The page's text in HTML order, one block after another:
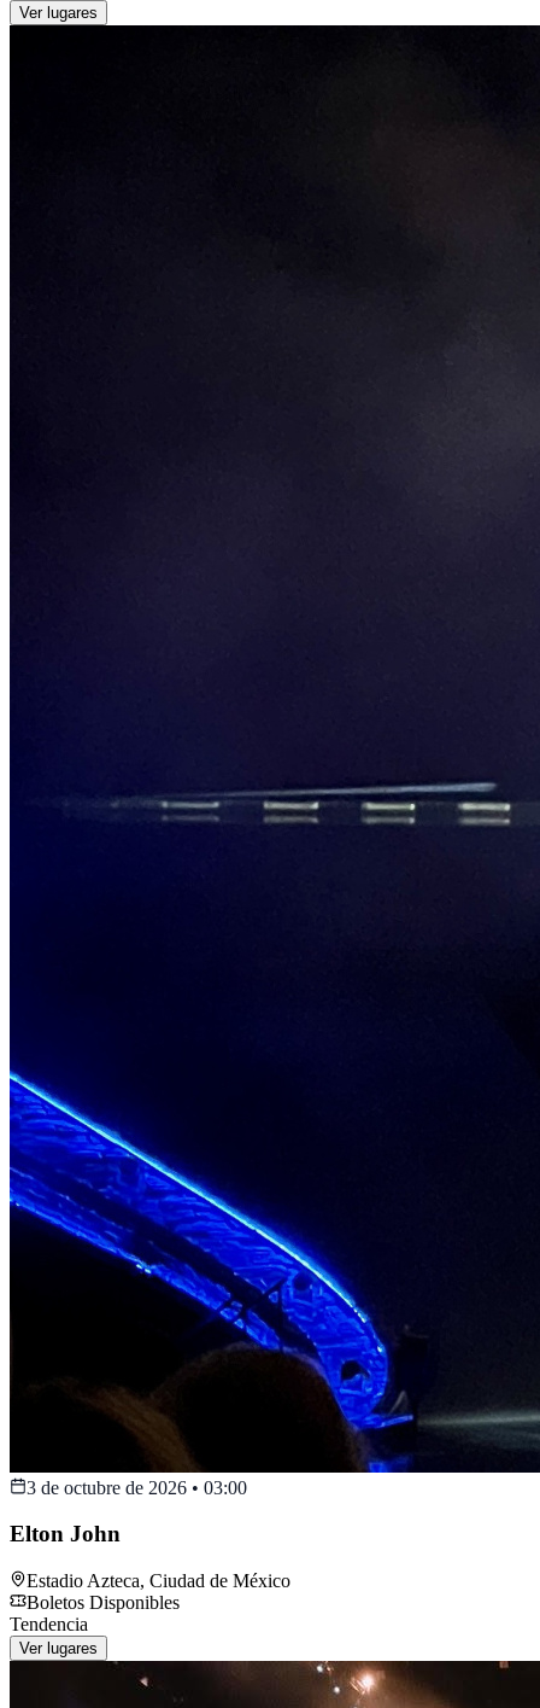
Ver lugares
3 de octubre de 2026 • 03:00
Elton John
Estadio Azteca, Ciudad de México
Boletos Disponibles
Tendencia
Ver lugares